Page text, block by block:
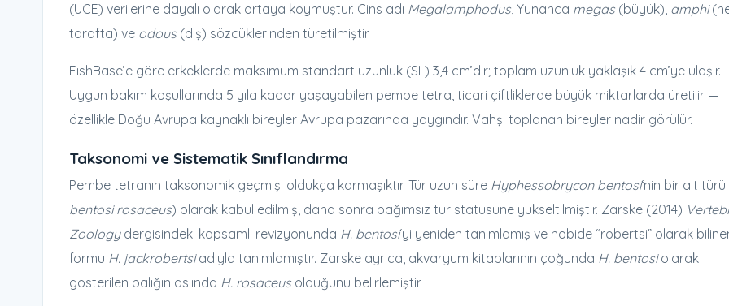
(UCE) verilerine dayalı olarak ortaya koymuştur. Cins adı Megalamphodus, Yunanca megas (büyük), amphi
tarafta) ve odous (diş) sözcüklerinden türetilmiştir.
FishBase’e göre erkeklerde maksimum standart uzunluk (SL) 3,4 cm’dir; toplam uzunluk yaklaşık 4 cm’ye ulaşır.
Uygun bakım koşullarında 5 yıla kadar yaşayabilen pembe tetra, ticari çiftliklerde büyük miktarlarda üretilir —
özellikle Doğu Avrupa kaynaklı bireyler Avrupa pazarında yaygındır. Vahşi toplanan bireyler nadir görülür.
Taksonomi ve Sistematik Sınıflandırma
Pembe tetranın taksonomik geçmişi oldukça karmaşıktır. Tür uzun süre Hyphessobrycon bentosi‘nin bir alt türü
bentosi rosaceus) olarak kabul edilmiş, daha sonra bağımsız tür statüsüne yükseltilmiştir. Zarske (2014)
Zoologydergisindeki kapsamlı revizyonunda H. bentosi‘yi yeniden tanımlamış ve hobide “robertsi” olarak
formu H. jackrobertsiadıyla tanımlamıştır. Zarske ayrıca, akvaryum kitaplarının çoğunda H. bentosiolarak
gösterilen balığın aslında H. rosaceus olduğunu belirlemiştir.